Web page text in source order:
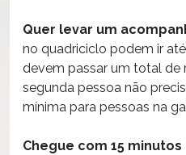
Quer levar um
no quadriciclo podem ir
devem passar um total de
segunda pessoa não
mínima para pessoas na
Chegue com 15